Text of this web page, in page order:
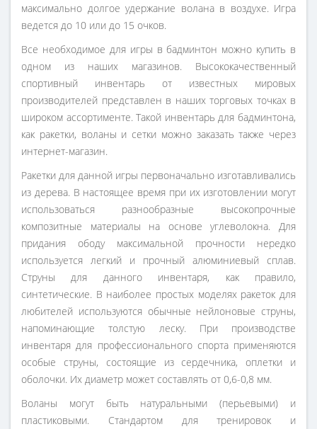
максимально долгое удержание волана в воздухе. Игра
ведется до 10 или до 15 очков.
Все необходимое для игры в бадминтон можно купить в
одном из наших магазинов. Высококачественный
спортивный инвентарь от известных мировых
производителей представлен в наших торговых точках в
широком ассортименте. Такой инвентарь для бадминтона,
как ракетки, воланы и сетки можно заказать также через
интернет-магазин.
Ракетки для данной игры первоначально изготавливались
из дерева. В настоящее время при их изготовлении могут
использоваться разнообразные высокопрочные
композитные материалы на основе углеволокна. Для
придания ободу максимальной прочности нередко
используется легкий и прочный алюминиевый сплав.
Струны для данного инвентаря, как правило,
синтетические. В наиболее простых моделях ракеток для
любителей используются обычные нейлоновые струны,
напоминающие толстую леску. При производстве
инвентаря для профессионального спорта применяются
особые струны, состоящие из сердечника, оплетки и
оболочки. Их диаметр может составлять от 0,6-0,8 мм.
Воланы могут быть натуральными (перьевыми) и
пластиковыми. Стандартом для тренировок и